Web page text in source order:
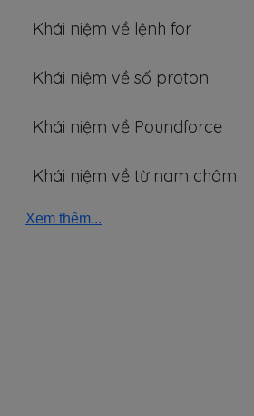
Khái niệm về lệnh for
Khái niệm về số proton
Khái niệm về Poundforce
Khái niệm về từ nam châm
Xem thêm...